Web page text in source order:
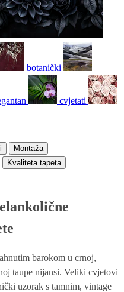
botanički
cvjetati
Montaža
Kvaliteta tapeta
barokom u crnoj,
taupe nijansi. Veliki cvjetovi
uzorak s tamnim, vintage